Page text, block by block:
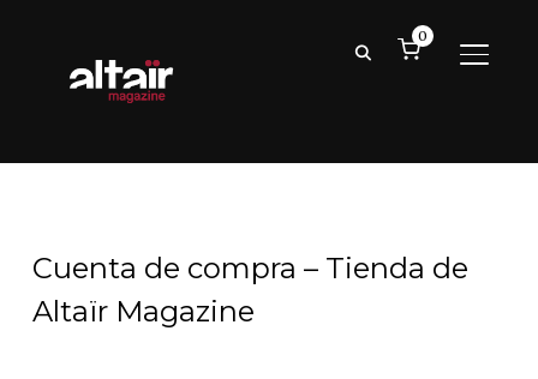
0
Cuenta de compra – Tienda de
Altaïr Magazine